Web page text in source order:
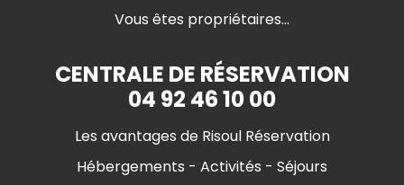
Vous êtes propriétaires...
CENTRALE DE RÉSERVATION
04 92 46 10 00
Les avantages de Risoul Réservation
Hébergements - Activités - Séjours